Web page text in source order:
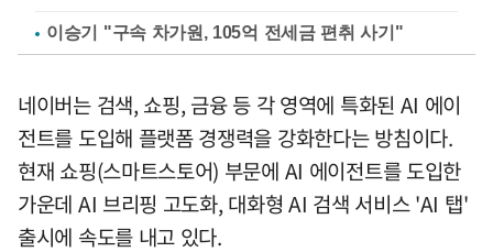
이승기 "구속 차가원, 105억 전세금 편취 사기"
네이버는 검색, 쇼핑, 금융 등 각 영역에 특화된 AI 에이
전트를 도입해 플랫폼 경쟁력을 강화한다는 방침이다.
현재 쇼핑(스마트스토어) 부문에 AI 에이전트를 도입한
가운데 AI 브리핑 고도화, 대화형 AI 검색 서비스 'AI 탭'
출시에 속도를 내고 있다.